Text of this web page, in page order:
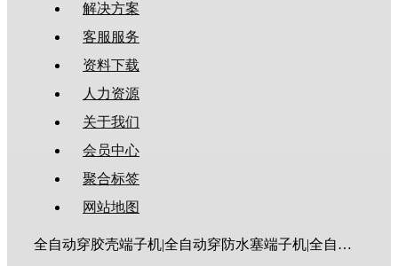
解决方案
客服服务
资料下载
人力资源
关于我们
会员中心
聚合标签
网站地图
全自动穿胶壳端子机|全自动穿防水塞端子机|全自动穿热缩管端子机|全自动穿护套端子机|全自动穿号码管端子机|全自动端子机|全自动穿防水栓端子机|端子压着机|端子压接机|静音端子机|多芯线端子机|护套线端子机|全自动排线端子机|新能源大平方压接机|电脑剥线机|自动剥线机|裁线机|剥线机